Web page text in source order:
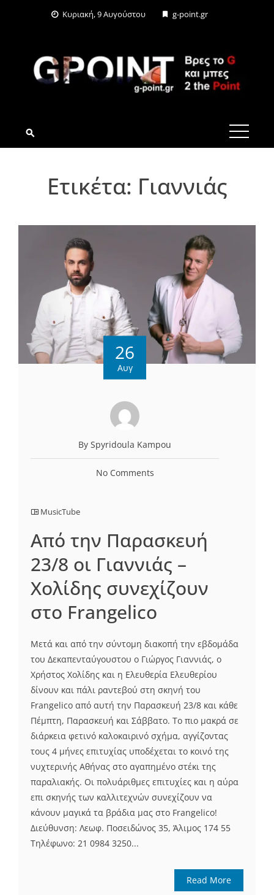
Κυριακή, 9 Αυγούστου g-point.gr
G-POINT.GR
Ετικέτα: Γιαννιάς
26
Αυγ
By Spyridoula Kampou
No Comments
MusicTube
Από την Παρασκευή
23/8 οι Γιαννιάς –
Χολίδης συνεχίζουν
στο Frangelico
Μετά και από την σύντομη διακοπή την εβδομάδα
του Δεκαπενταύγουστου ο Γιώργος Γιαννιάς, ο
Χρήστος Χολίδης και η Ελευθερία Ελευθερίου
δίνουν και πάλι ραντεβού στη σκηνή του
Frangelico από αυτή την Παρασκευή 23/8 και κάθε
Πέμπτη, Παρασκευή και Σάββατο. Το πιο μακρά σε
διάρκεια φετινό καλοκαιρινό σχήμα, αγγίζοντας
τους 4 μήνες επιτυχίας υποδέχεται το κοινό της
νυχτερινής Αθήνας στο αγαπημένο στέκι της
παραλιακής. Οι πολυάριθμες επιτυχίες και η αύρα
επι σκηνής των καλλιτεχνών συνεχίζουν να
κάνουν μαγικά τα βράδια μας στο Frangelico!
Διεύθυνση: Λεωφ. Ποσειδώνος 35, Άλιμος 174 55
Τηλέφωνο: 21 0984 3250...
Read More